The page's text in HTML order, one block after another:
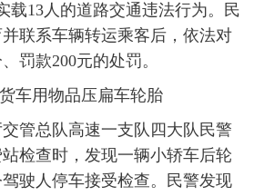
载13人的道路交通违法行为。民
联系车辆转运乘客后，依法对
罚款200元的处罚。
用物品压扁车轮胎
总队高速一支队四大队民警
检查时，发现一辆小轿车后轮
驶人停车接受检查。民警发现